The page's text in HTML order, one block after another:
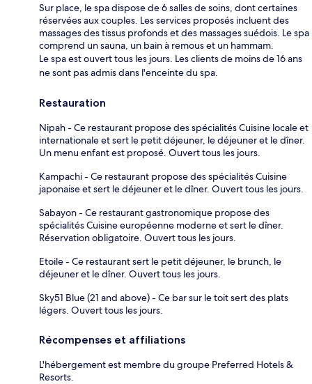
Sur place, le spa dispose de 6 salles de soins, dont certaines
réservées aux couples. Les services proposés incluent des
massages des tissus profonds et des massages suédois. Le spa
comprend un sauna, un bain à remous et un hammam.
Le spa est ouvert tous les jours. Les clients de moins de 16 ans
ne sont pas admis dans l'enceinte du spa.
Restauration
Nipah - Ce restaurant propose des spécialités Cuisine locale et
internationale et sert le petit déjeuner, le déjeuner et le dîner.
Un menu enfant est proposé. Ouvert tous les jours.
Kampachi - Ce restaurant propose des spécialités Cuisine
japonaise et sert le déjeuner et le dîner. Ouvert tous les jours.
Sabayon - Ce restaurant gastronomique propose des
spécialités Cuisine européenne moderne et sert le dîner.
Réservation obligatoire. Ouvert tous les jours.
Etoile - Ce restaurant sert le petit déjeuner, le brunch, le
déjeuner et le dîner. Ouvert tous les jours.
Sky51 Blue (21 and above) - Ce bar sur le toit sert des plats
légers. Ouvert tous les jours.
Récompenses et affiliations
L'hébergement est membre du groupe Preferred Hotels &
Resorts.